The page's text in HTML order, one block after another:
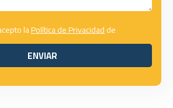
laPolítica de Privacidadde
ENVIAR
ENVIAR